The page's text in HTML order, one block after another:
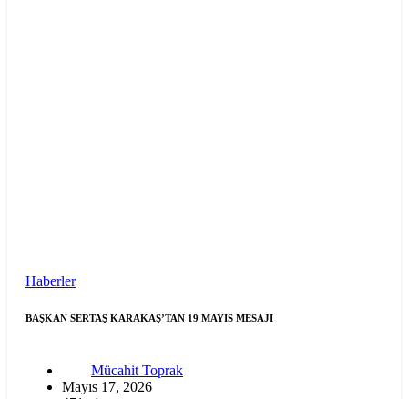
Haberler
BAŞKAN SERTAŞ KARAKAŞ’TAN 19 MAYIS MESAJI
Mücahit Toprak
Mayıs 17, 2026